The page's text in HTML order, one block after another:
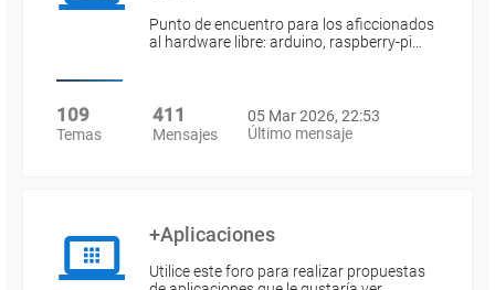
Punto de encuentro para los aficcionados
al hardware libre: arduino, raspberry-pi…
109
Temas
411
Mensajes
05 Mar 2026, 22:53
Último mensaje
+Aplicaciones
Utilice este foro para realizar propuestas